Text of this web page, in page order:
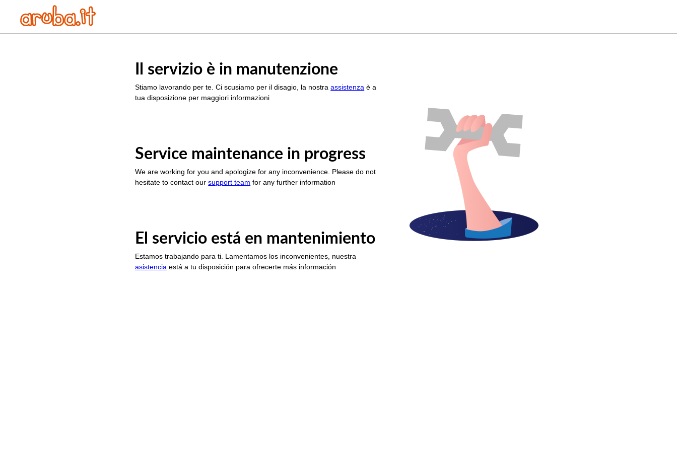
Il servizio è in manutenzione
Stiamo lavorando per te. Ci scusiamo per il disagio, la nostraassistenza è a
tua disposizione per maggiori informazioni
Service maintenance in progress
We are working for you and apologize for any inconvenience. Please do not
hesitate to contact oursupport team for any further information
El servicio está en mantenimiento
Estamos trabajando para ti. Lamentamos los inconvenientes, nuestra
asistencia está a tu disposición para ofrecerte más información